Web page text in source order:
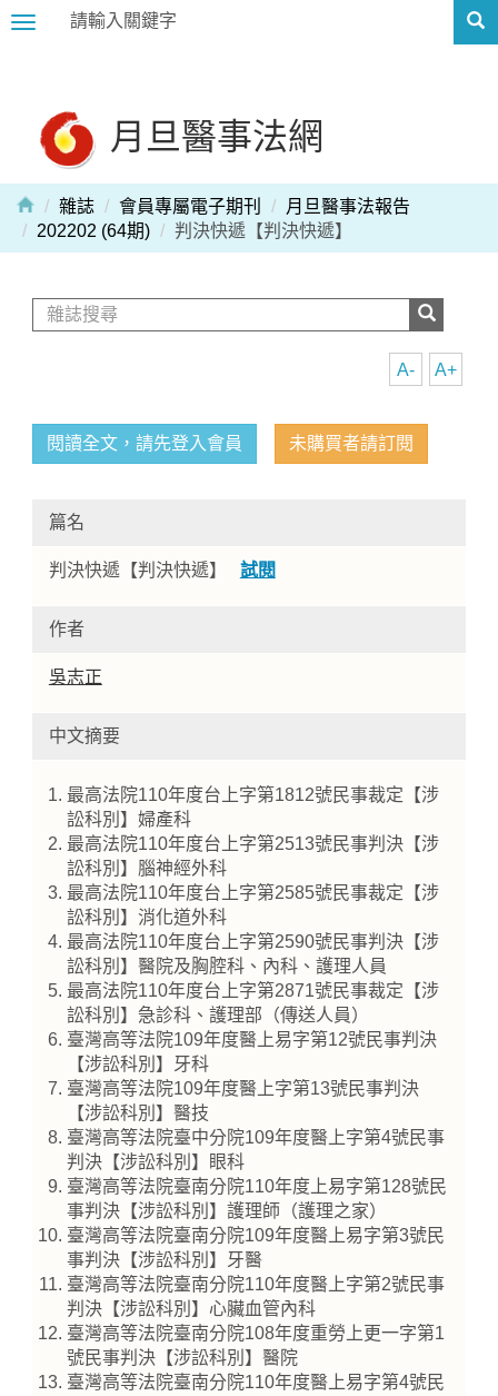
Toggle
月旦醫事法網
Home
雜誌 會員專屬電子期刊
月旦醫事法報告
202202 (64期)
判決快遞【判決快遞】
A+
A-
閱讀全文，請先登入會員 未購買者請訂閱
篇名
判決快遞【判決快遞】 試閱
作者
吳志正
中文摘要
最高法院110年度台上字第1812號民事裁定【涉
訟科別】婦產科
最高法院110年度台上字第2513號民事判決【涉
訟科別】腦神經外科
最高法院110年度台上字第2585號民事裁定【涉
訟科別】消化道外科
最高法院110年度台上字第2590號民事判決【涉
訟科別】醫院及胸腔科、內科、護理人員
最高法院110年度台上字第2871號民事裁定【涉
訟科別】急診科、護理部（傳送人員）
臺灣高等法院109年度醫上易字第12號民事判決
【涉訟科別】牙科
臺灣高等法院109年度醫上字第13號民事判決
【涉訟科別】醫技
臺灣高等法院臺中分院109年度醫上字第4號民事
判決【涉訟科別】眼科
臺灣高等法院臺南分院110年度上易字第128號民
事判決【涉訟科別】護理師（護理之家）
臺灣高等法院臺南分院109年度醫上易字第3號民
事判決【涉訟科別】牙醫
臺灣高等法院臺南分院110年度醫上字第2號民事
判決【涉訟科別】心臟血管內科
臺灣高等法院臺南分院108年度重勞上更一字第1
號民事判決【涉訟科別】醫院
臺灣高等法院臺南分院110年度醫上易字第4號民